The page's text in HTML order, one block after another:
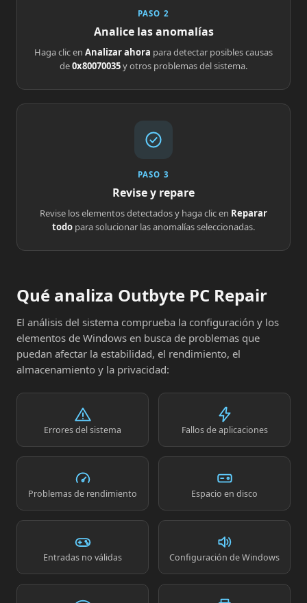
PASO 2
Analice las anomalías
Haga clic en Analizar ahora para detectar posibles causas
de0x80070035y otros problemas del sistema.
PASO 3
Revise y repare
Revise los elementos detectados y haga clic en Reparar
todo para solucionar las anomalías seleccionadas.
Qué analiza Outbyte PC Repair
El análisis del sistema comprueba la configuración y los
elementos de Windows en busca de problemas que
puedan afectar la estabilidad, el rendimiento, el
almacenamiento y la privacidad:
Errores del sistema Fallos de aplicaciones
Problemas de rendimiento Espacio en disco
Entradas no válidas Configuración de Windows